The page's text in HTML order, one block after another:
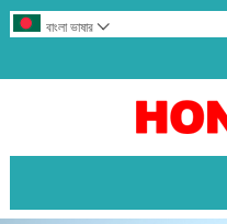
বাংলা ভাষার 